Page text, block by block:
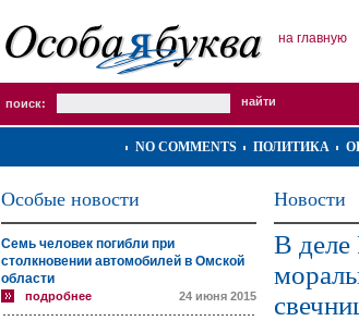
на главную
поиск:
NO COMMENTS ПОЛИТИКА
Особые новости
Семь человек погибли при
столкновении автомобилей в Омской
области
подробнее 24 июня 2015
Новости
В деле